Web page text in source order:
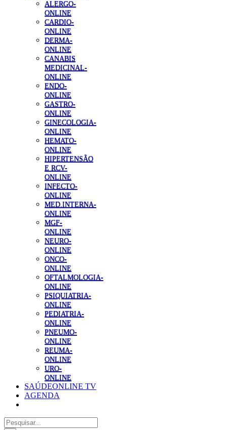
ALERGO-
ONLINE
CARDIO-
ONLINE
DERMA-
ONLINE
CANABIS
MEDICINAL-
ONLINE
ENDO-
ONLINE
GASTRO-
ONLINE
GINECOLOGIA-
ONLINE
HEMATO-
ONLINE
HIPERTENSÃO
E RCV-
ONLINE
INFECTO-
ONLINE
MED.INTERNA-
ONLINE
MGF-
ONLINE
NEURO-
ONLINE
ONCO-
ONLINE
OFTALMOLOGIA-
ONLINE
PSIQUIATRIA-
ONLINE
PEDIATRIA-
ONLINE
PNEUMO-
ONLINE
REUMA-
ONLINE
URO-
ONLINE
SAÚDEONLINE TV
AGENDA
Pesquisar